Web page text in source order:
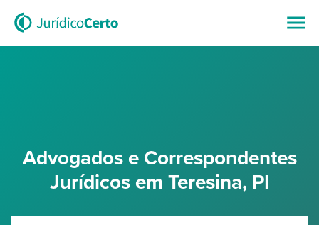
Advogados e Correspondentes
Jurídicos em Teresina, PI